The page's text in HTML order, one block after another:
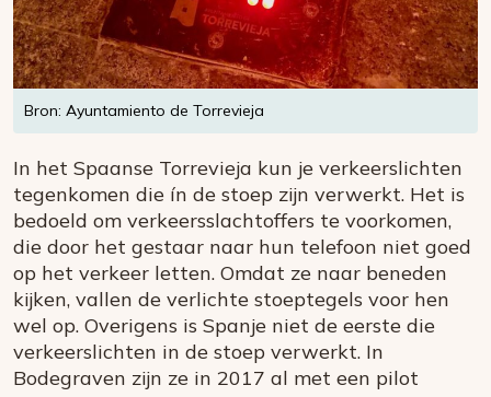
Bron: Ayuntamiento de Torrevieja
In het Spaanse Torrevieja kun je verkeerslichten
tegenkomen die ín de stoep zijn verwerkt. Het is
bedoeld om verkeersslachtoffers te voorkomen,
die door het gestaar naar hun telefoon niet goed
op het verkeer letten. Omdat ze naar beneden
kijken, vallen de verlichte stoeptegels voor hen
wel op. Overigens is Spanje niet de eerste die
verkeerslichten in de stoep verwerkt. In
Bodegraven zijn ze in 2017 al met een pilot